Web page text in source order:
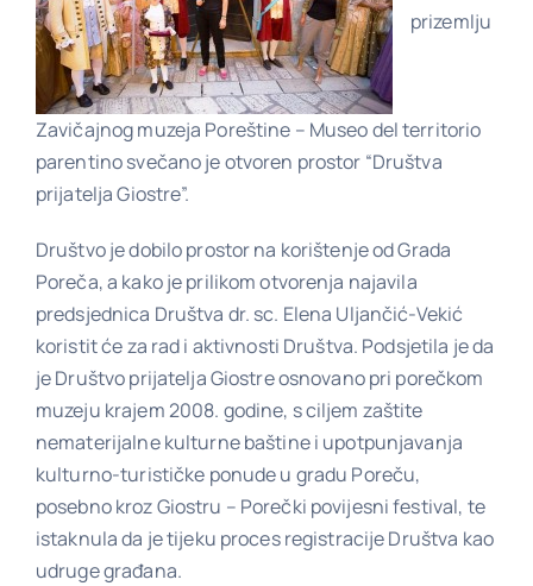
Poveznice
Kontakt
prizemlju
Zavičajnog muzeja Poreštine – Museo del territorio
parentino svečano je otvoren prostor “Društva
prijatelja Giostre”.
Društvo je dobilo prostor na korištenje od Grada
Poreča, a kako je prilikom otvorenja najavila
predsjednica Društva dr. sc. Elena Uljančić-Vekić
koristit će za rad i aktivnosti Društva. Podsjetila je da
je Društvo prijatelja Giostre osnovano pri porečkom
muzeju krajem 2008. godine, s ciljem zaštite
nematerijalne kulturne baštine i upotpunjavanja
kulturno-turističke ponude u gradu Poreču,
posebno kroz Giostru – Porečki povijesni festival, te
istaknula da je tijeku proces registracije Društva kao
udruge građana.